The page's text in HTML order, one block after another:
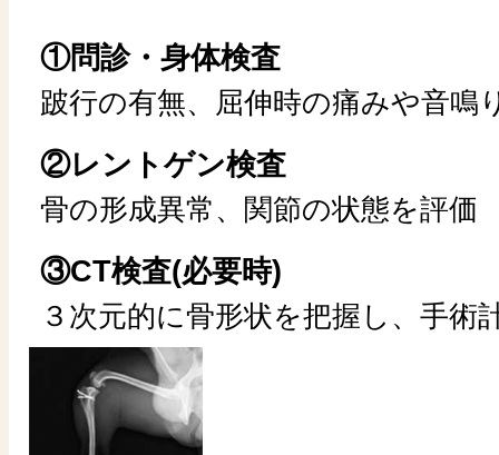
①問診・身体検査
跛行の有無、屈伸時の痛みや音鳴
②レントゲン検査
骨の形成異常、関節の状態を評価
③CT検査(必要時)
３次元的に骨形状を把握し、手術